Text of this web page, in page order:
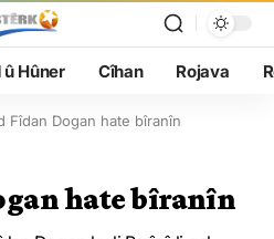
û Hûner Cîhan Rojava
Fîdan Dogan hate bîranîn
hate bîranîn